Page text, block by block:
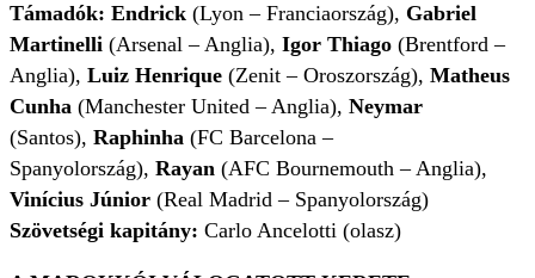
Támadók: Endrick (Lyon – Franciaország), Gabriel
Martinelli (Arsenal – Anglia), Igor Thiago (Brentford –
Anglia), Luiz Henrique (Zenit – Oroszország), Matheus
Cunha (Manchester United – Anglia), Neymar
(Santos), Raphinha (FC Barcelona –
Spanyolország), Rayan (AFC Bournemouth – Anglia),
Vinícius Júnior (Real Madrid – Spanyolország)
Szövetségi kapitány: Carlo Ancelotti (olasz)